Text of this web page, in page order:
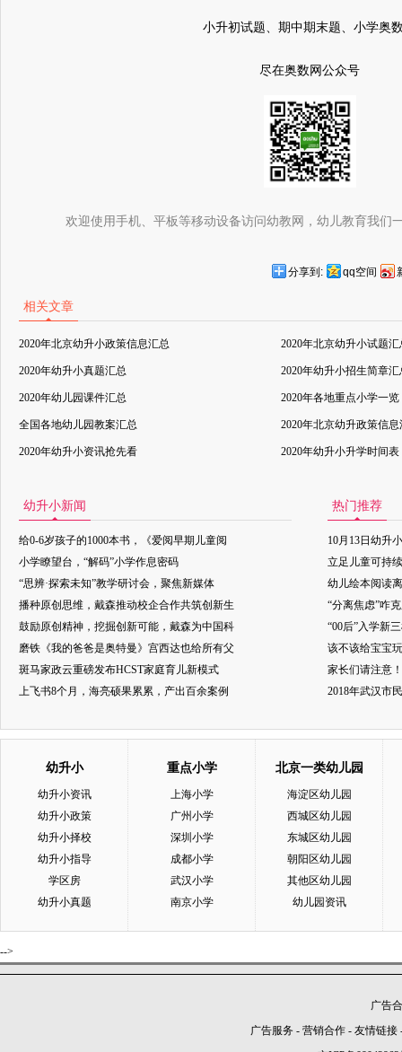
小升初试题、期中期末题、小学奥
尽在奥数网公众号
欢迎使用手机、平板等移动设备访问幼教网，幼儿教育我们
分享到: qq空间
相关文章
2020年北京幼升小政策信息汇总 2020年北京幼升小试题汇
2020年幼升小真题汇总 2020年幼升小招生简章汇
2020年幼儿园课件汇总 2020年各地重点小学一览
全国各地幼儿园教案汇总 2020年北京幼升政策信息
2020年幼升小资讯抢先看 2020年幼升小升学时间表
幼升小新闻
给0-6岁孩子的1000本书，《爱阅早期儿童阅
小学瞭望台，“解码”小学作息密码
“思辨·探索未知”教学研讨会，聚焦新媒体
播种原创思维，戴森推动校企合作共筑创新生
鼓励原创精神，挖掘创新可能，戴森为中国科
磨铁《我的爸爸是奥特曼》宫西达也给所有父
斑马家政云重磅发布HCST家庭育儿新模式
上飞书8个月，海亮硕果累累，产出百余案例
热门推荐
10月13日幼升
立足儿童可持
幼儿绘本阅读
“分离焦虑”咋
“00后”入学新
该不该给宝宝
家长们请注意
2018年武汉市
幼升小
幼升小资讯
幼升小政策
幼升小择校
幼升小指导
学区房
幼升小真题
重点小学
上海小学
广州小学
深圳小学
成都小学
武汉小学
南京小学
北京一类幼儿园
海淀区幼儿园
西城区幼儿园
东城区幼儿园
朝阳区幼儿园
其他区幼儿园
幼儿园资讯
-->
广告
广告服务 - 营销合作 - 友情链接